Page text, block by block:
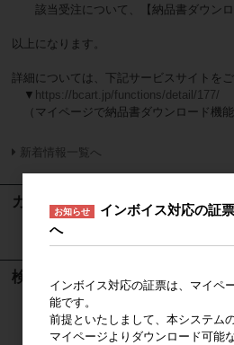
該当受注について、【納品書ダウンロ
以上になります。
詳細については、下記サービスサイトをご
▼ https://bcart.jp/functions/detail/177/
（マイページで納品書ダウンロード機能
新着情報一覧へ
カート
検索
お知らせ
インボイス対応の証
へ
インボイス対応の証票は、マイペ
能です。
前提といたしまして、本システム
マイページよりダウンロード可能